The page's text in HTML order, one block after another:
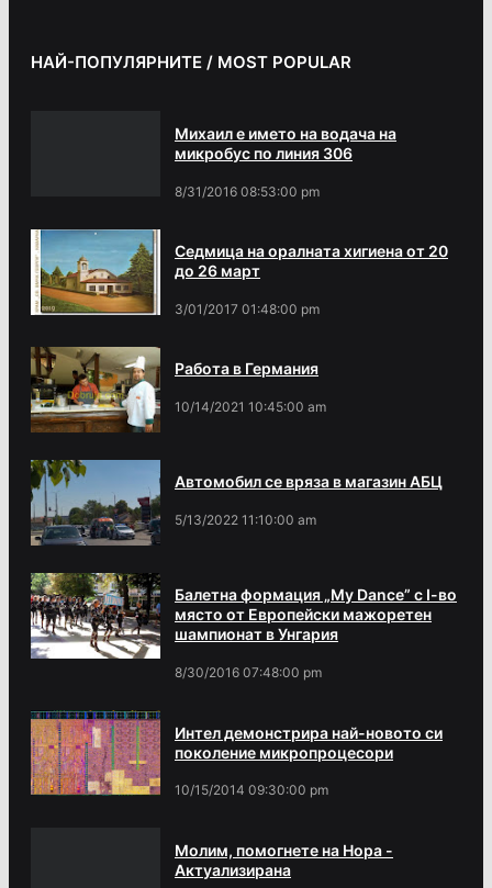
НАЙ-ПОПУЛЯРНИТЕ / MOST POPULAR
Михаил е името на водача на
микробус по линия 306
8/31/2016 08:53:00 pm
Седмица на оралната хигиена от 20
до 26 март
3/01/2017 01:48:00 pm
Работа в Германия
10/14/2021 10:45:00 am
Автомобил се вряза в магазин АБЦ
5/13/2022 11:10:00 am
Балетна формация „My Dance” с І-во
място от Европейски мажоретен
шампионат в Унгария
8/30/2016 07:48:00 pm
Интел демонстрира най-новото си
поколение микропроцесори
10/15/2014 09:30:00 pm
Молим, помогнете на Нора -
Актуализирана